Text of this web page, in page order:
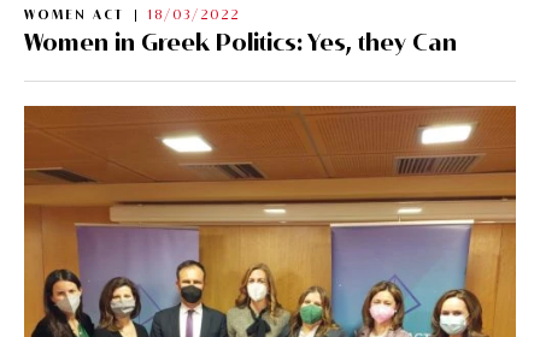
WOMEN ACT 18/03/2022
Women in Greek Politics: Yes, they Can